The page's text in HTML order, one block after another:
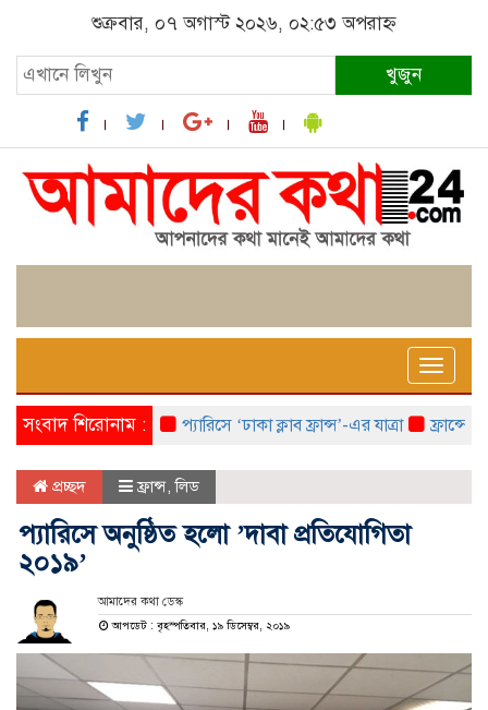
শুক্রবার, ০৭ অগাস্ট ২০২৬, ০২:৫৩ অপরাহ্ন
খুজুন
Toggle
সংবাদ শিরোনাম : প্যারিসে ‘ঢাকা ক্লাব ফ্রান্স’-এর যাত্রা ফ্রান্সে
প্রচ্ছদ ফ্রান্স,লিড
প্যারিসে অনুষ্ঠিত হলো ‌’দাবা প্রতিযোগিতা
২০১৯’
আমাদের কথা ডেস্ক
আপডেট : বৃহস্পতিবার, ১৯ ডিসেম্বর, ২০১৯